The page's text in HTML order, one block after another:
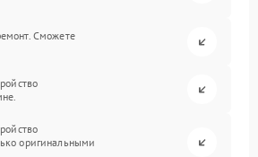
Сможете
оригинальными